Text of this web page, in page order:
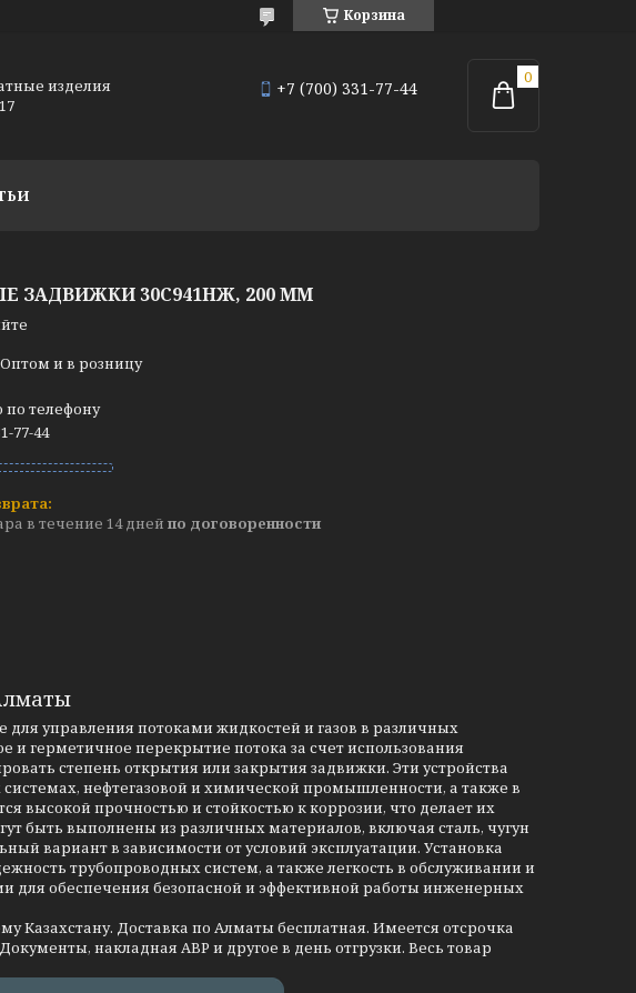
Корзина
изделия
+7 (700) 331-77-44
ЗАДВИЖКИ 30С941НЖ, 200 ММ
Оптом и в розницу
по телефону
77-44
в течение 14 дней по договоренности
управления потоками жидкостей и газов в различных
герметичное перекрытие потока за счет использования
степень открытия или закрытия задвижки. Эти устройства
нефтегазовой и химической промышленности, а также в
высокой прочностью и стойкостью к коррозии, что делает их
быть выполнены из различных материалов, включая сталь, чугун
вариант в зависимости от условий эксплуатации. Установка
трубопроводных систем, а также легкость в обслуживании и
для обеспечения безопасной и эффективной работы инженерных
Казахстану. Доставка по Алматы бесплатная. Имеется отсрочка
накладная АВР и другое в день отгрузки. Весь товар